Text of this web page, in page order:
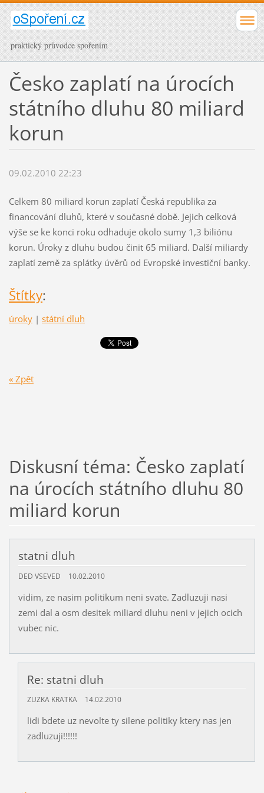
praktický průvodce spořením
Česko zaplatí na úrocích
státního dluhu 80 miliard
korun
09.02.2010 22:23
Celkem 80 miliard korun zaplatí Česká republika za
financování dluhů, které v současné době. Jejich celková
výše se ke konci roku odhaduje okolo sumy 1,3 biliónu
korun. Úroky z dluhu budou činit 65 miliard. Další miliardy
zaplatí země za splátky úvěrů od Evropské investiční banky.
Štítky:
úroky | státní dluh
« Zpět
Diskusní téma: Česko zaplatí
na úrocích státního dluhu 80
miliard korun
statni dluh
DED VSEVED 10.02.2010
vidim, ze nasim politikum neni svate. Zadluzuji nasi
zemi dal a osm desitek miliard dluhu neni v jejich ocich
vubec nic.
Re: statni dluh
ZUZKA KRATKA 14.02.2010
lidi bdete uz nevolte ty silene politiky ktery nas jen
zadluzuji!!!!!!